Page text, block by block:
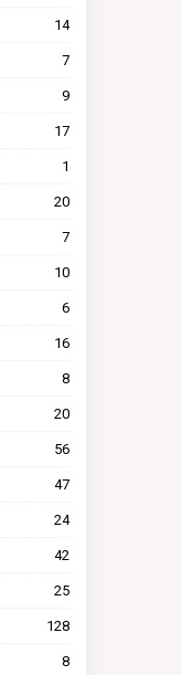
14
7
9
17
1
20
7
10
6
16
8
20
56
47
24
42
25
128
8